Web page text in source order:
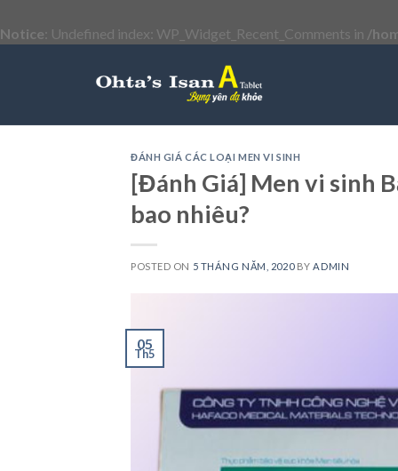
Notice : Undefined index: WP_Widget_Recent_Comments in /
ĐÁNH GIÁ CÁC LOẠI MEN VI SINH
[Đánh Giá] Men vi sinh
bao nhiêu?
POSTED ON 5 THÁNG NĂM, 2020BY ADMIN
05
Th5